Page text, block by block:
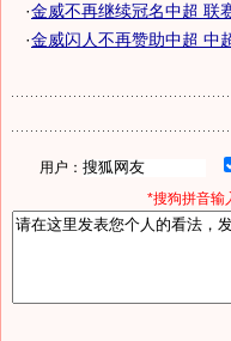
·金威不再继续冠名中超 联
·金威闪人不再赞助中超 中
用户：
*搜狗拼音输